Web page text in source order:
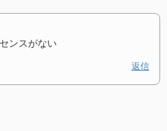
ンスがない
返信